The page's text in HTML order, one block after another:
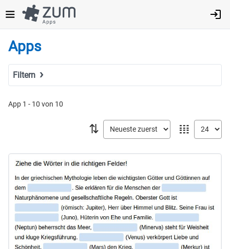
zum
Inhalt
Apps
Filtern
Fach
MINT
Sprachen
Geistes- & Sozialwissenschaften
Musische Fächer & Sport
App 1 - 10 von 10
𝍖
⇅